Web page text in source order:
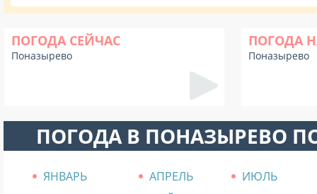
ПОГОДА СЕЙЧАС
Поназырево
ПОГОДА
Поназырево
ПОГОДА В ПОНАЗЫРЕВО
ЯНВАРЬ АПРЕЛЬ
ИЮЛЬ